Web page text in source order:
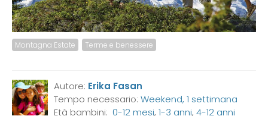
Montagna Estate Terme e benessere
Autore: Erika Fasan
Tempo necessario: Weekend, 1 settimana
Età bambini: 0-12 mesi, 1-3 anni, 4-12 anni